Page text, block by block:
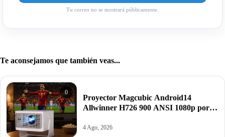
Tu correo no se mostrará públicamente.
Te aconsejamos que también veas...
0
Proyector Magcubic Android14
Allwinner H726 900 ANSI 1080p por
4 Ago, 2026